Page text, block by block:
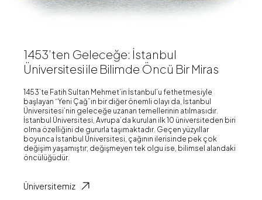
1453’ten Geleceğe: İstanbul
Üniversitesi ile Bilimde Öncü Bir Miras
1453’te Fatih Sultan Mehmet’in İstanbul’u fethetmesiyle
başlayan “Yeni Çağ”ın bir diğer önemli olayı da, İstanbul
Üniversitesi’nin geleceğe uzanan temellerinin atılmasıdır.
İstanbul Üniversitesi, Avrupa’da kurulan ilk 10 üniversiteden biri
olma özelliğini de gururla taşımaktadır. Geçen yüzyıllar
boyunca İstanbul Üniversitesi, çağının ilerisinde pek çok
değişim yaşamıştır; değişmeyen tek olgu ise, bilimsel alandaki
öncülüğüdür.
Üniversitemiz